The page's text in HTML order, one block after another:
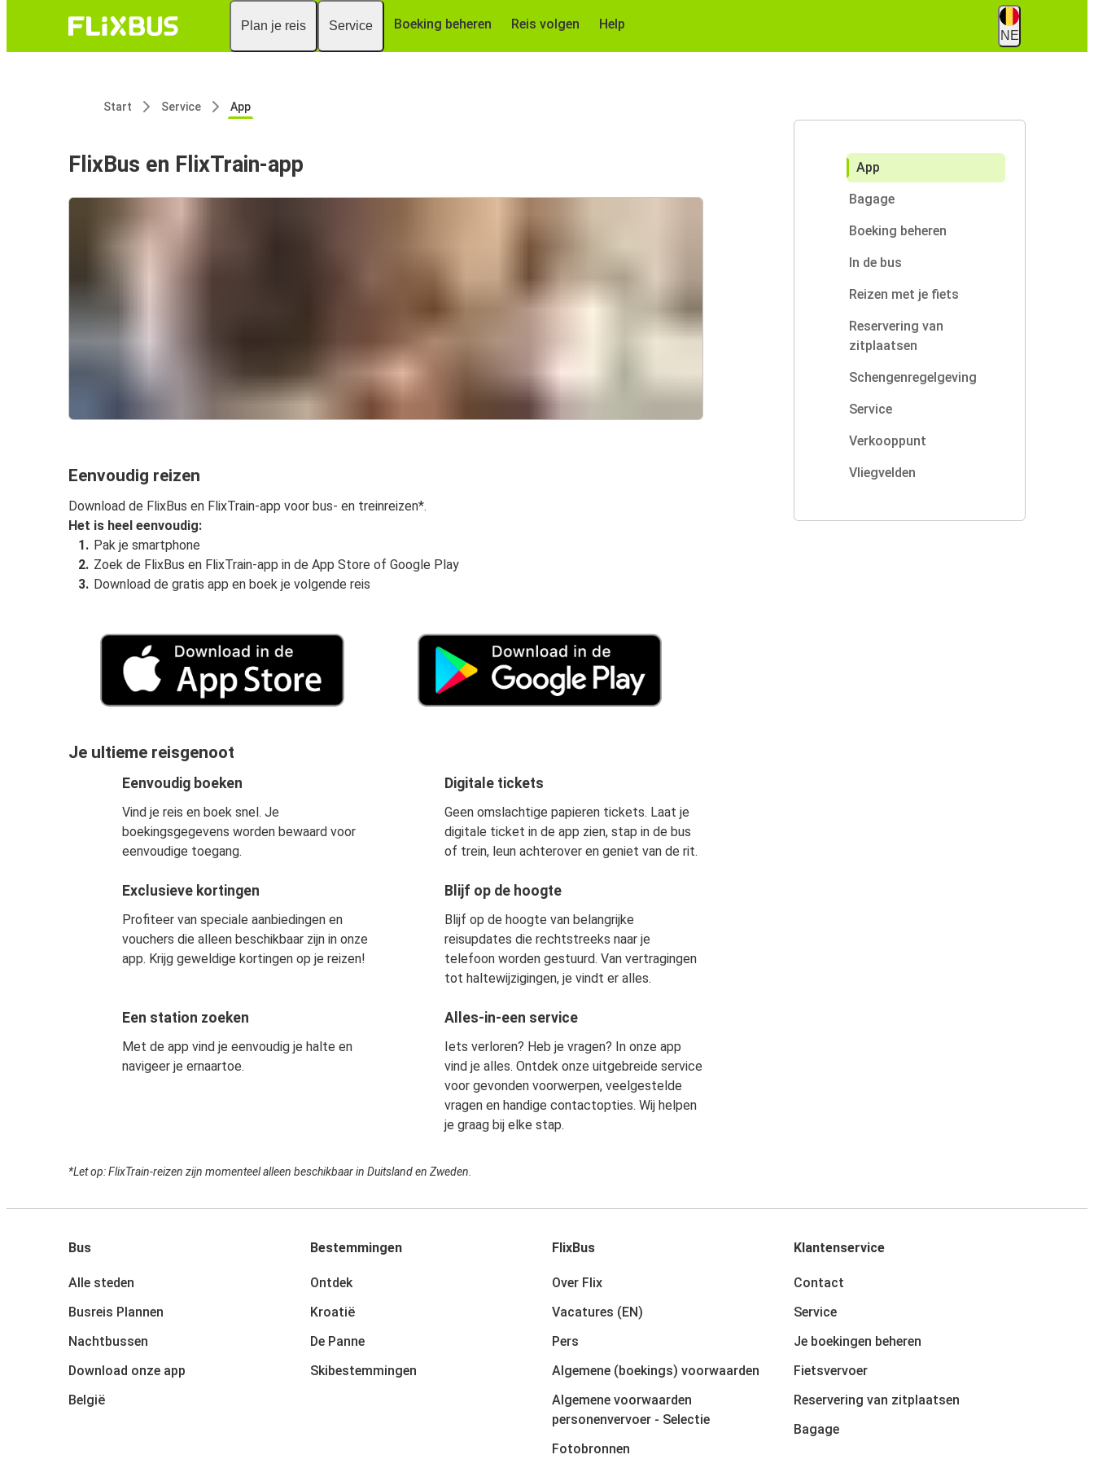
Plan je reis Service Boeking beheren Reis volgen Help
NE
Start Service App
FlixBus en FlixTrain-app
Eenvoudig reizen
Download de FlixBus en FlixTrain-app voor bus- en treinreizen*.
Het is heel eenvoudig:
Pak je smartphone
Zoek de FlixBus en FlixTrain-app in de App Store of Google Play
Download de gratis app en boek je volgende reis
Je ultieme reisgenoot
Eenvoudig boeken
Vind je reis en boek snel. Je
boekingsgegevens worden bewaard voor
eenvoudige toegang.
Digitale tickets
Geen omslachtige papieren tickets. Laat je
digitale ticket in de app zien, stap in de bus
of trein, leun achterover en geniet van de rit.
Exclusieve kortingen
Profiteer van speciale aanbiedingen en
vouchers die alleen beschikbaar zijn in onze
app. Krijg geweldige kortingen op je reizen!
Blijf op de hoogte
Blijf op de hoogte van belangrijke
reisupdates die rechtstreeks naar je
telefoon worden gestuurd. Van vertragingen
tot haltewijzigingen, je vindt er alles.
Een station zoeken
Met de app vind je eenvoudig je halte en
navigeer je ernaartoe.
Alles-in-een service
Iets verloren? Heb je vragen? In onze app
vind je alles. Ontdek onze uitgebreide service
voor gevonden voorwerpen, veelgestelde
vragen en handige contactopties. Wij helpen
je graag bij elke stap.
*Let op: FlixTrain-reizen zijn momenteel alleen beschikbaar in Duitsland en Zweden.
App
Bagage
Boeking beheren
In de bus
Reizen met je fiets
Reservering van
zitplaatsen
Schengenregelgeving
Service
Verkooppunt
Vliegvelden
Bus
Alle steden
Busreis Plannen
Nachtbussen
Download onze app
België
Bestemmingen
Ontdek
Kroatië
De Panne
Skibestemmingen
FlixBus
Over Flix
Vacatures (EN)
Pers
Algemene (boekings) voorwaarden
Algemene voorwaarden
personenvervoer - Selectie
Fotobronnen
Klantenservice
Contact
Service
Je boekingen beheren
Fietsvervoer
Reservering van zitplaatsen
Bagage